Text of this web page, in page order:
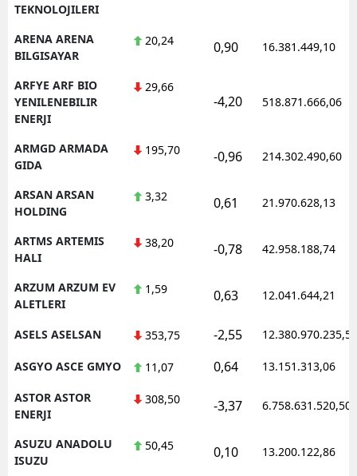
TEKNOLOJILERI
ARENA ARENA
BILGISAYAR
20,24 0,90 16.381.449,10
ARFYE ARF BIO
YENILENEBILIR
ENERJI
29,66
-4,20 518.871.666,06
ARMGD ARMADA
GIDA
195,70 -0,96 214.302.490,60
ARSAN ARSAN
HOLDING
3,32 0,61 21.970.628,13
ARTMS ARTEMIS
HALI
38,20 -0,78 42.958.188,74
ARZUM ARZUM EV
ALETLERI
1,59 0,63 12.041.644,21
ASELS ASELSAN 353,75 -2,55 12.380.970.235,50
ASGYO ASCE GMYO 11,07 0,64 13.151.313,06
ASTOR ASTOR
ENERJI
308,50 -3,37 6.758.631.520,50
ASUZU ANADOLU
ISUZU
50,45 0,10 13.200.122,86